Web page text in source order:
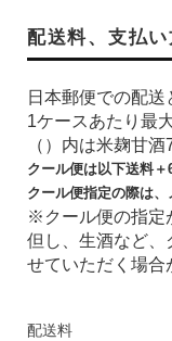
配送料、支払
日本郵便での配送
1ケースあたり最
（）内は米麹甘
クール便は以下送料＋
クール便指定の際は、
※クール便の指定
但し、生酒など、
せていただく場合
配送料